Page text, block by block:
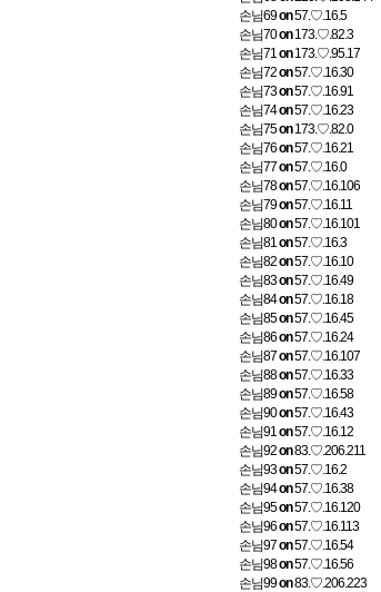
손님69on57.♡.16.5
손님70on 173.♡.82.3
손님71on 173.♡.95.17
손님72on57.♡.16.30
손님73on57.♡.16.91
손님74on57.♡.16.23
손님75on 173.♡.82.0
손님76on57.♡.16.21
손님77on57.♡.16.0
손님78on57.♡.16.106
손님79on57.♡.16.11
손님80on57.♡.16.101
손님81on57.♡.16.3
손님82on57.♡.16.10
손님83on57.♡.16.49
손님84on57.♡.16.18
손님85on57.♡.16.45
손님86on57.♡.16.24
손님87on57.♡.16.107
손님88on57.♡.16.33
손님89on57.♡.16.58
손님90on57.♡.16.43
손님91on57.♡.16.12
손님92on83.♡.206.211
손님93on57.♡.16.2
손님94on57.♡.16.38
손님95on57.♡.16.120
손님96on57.♡.16.113
손님97on57.♡.16.54
손님98on57.♡.16.56
손님99on83.♡.206.223